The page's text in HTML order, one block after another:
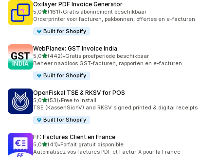
Oxilayer PDF Invoice Generator
5,0van 5 sterren
(161)
161 recensies in totaal
•Gratis abonnement beschikbaar
Orderprinter voor facturen, pakbonnen, offertes en e-facturen
Built for Shopify
WebPlanex: GST Invoice India
5,0van 5 sterren
(442)
442 recensies in totaal
•Gratis proefperiode beschikbaar
Beheer naadloos GST-facturen, rapporten en e-facturen
Built for Shopify
OpenFiskal TSE & RKSV for POS
5,0van 5 sterren
(53)
53 recensies in totaal
•Free to install
TSE (KassenSichV) and RKSV signed printed & digital receipts
Built for Shopify
FF: Factures Client en France
5,0van 5 sterren
(41)
41 recensies in totaal
•Forfait gratuit disponible
Automatisez vos factures PDF et Factur-X pour la France